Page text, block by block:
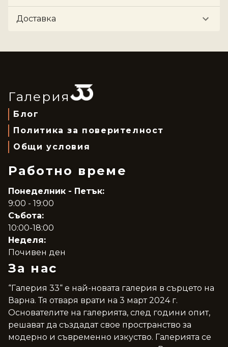
Доставка
Галерия
Блог
Политика за поверителност
Общи условия
Работно време
Понеделник - Петък:
9:00 - 19:00
Събота:
10:00-18:00
Неделя:
Почивен ден
За нас
“Галерия 33“ е най-новата галерия в сърцето на
Варна. Тя отваря врати на 3 март 2024 г.
Основателите на галерията, след години опит,
решават да създадат свое пространство за
модерно и съвременно изкуство. Галерията се